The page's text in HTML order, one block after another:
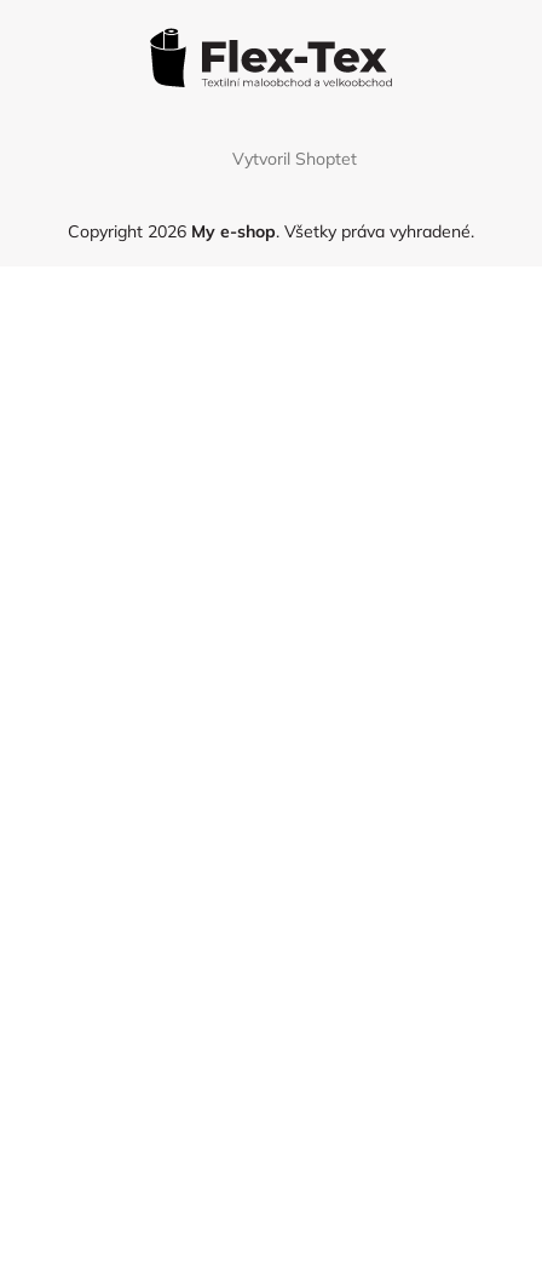
Vytvoril Shoptet
Copyright 2026 My e-shop. Všetky práva vyhradené.